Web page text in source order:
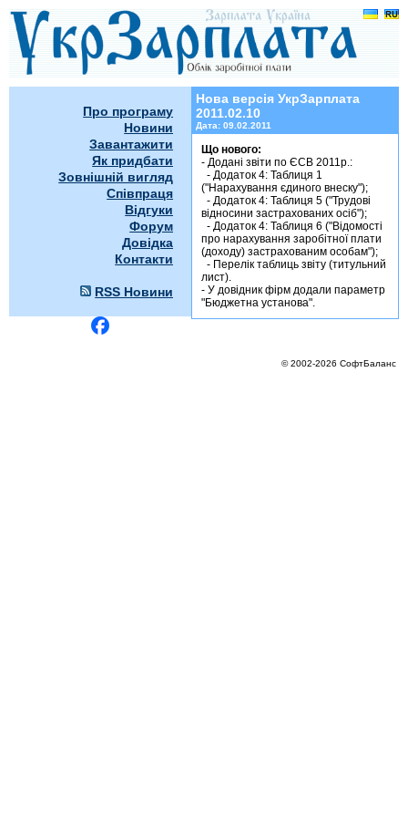
Про програму
Новини
Завантажити
Як придбати
Зовнішній вигляд
Співпраця
Відгуки
Форум
Довідка
Контакти
RSS Новини
УкрЗарплата 2011.02.10
Нова версія УкрЗарплата
2011.02.10
Дата: 09.02.2011
Що нового:
- Додані звіти по ЄСВ 2011р.:
- Додаток 4: Таблиця 1
("Нарахування єдиного внеску");
- Додаток 4: Таблиця 5 ("Трудові
відносини застрахованих осіб");
- Додаток 4: Таблиця 6 ("Відомості
про нарахування заробітної плати
(доходу) застрахованим особам");
- Перелік таблиць звіту (титульний
лист).
- У довідник фірм додали параметр
"Бюджетна установа".
© 2002-2026 СофтБаланс